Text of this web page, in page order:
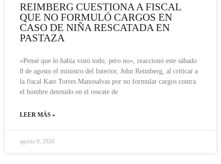
REIMBERG CUESTIONA A FISCAL
QUE NO FORMULÓ CARGOS EN
CASO DE NIÑA RESCATADA EN
PASTAZA
«Pensé que lo había visto todo, pero no», reaccionó este sábado
8 de agosto el ministro del Interior, John Reimberg, al criticar a
la fiscal Kate Torres Manosalvas por no formular cargos contra
el hombre detenido en el rescate de
LEER MÁS »
agosto 9, 2026